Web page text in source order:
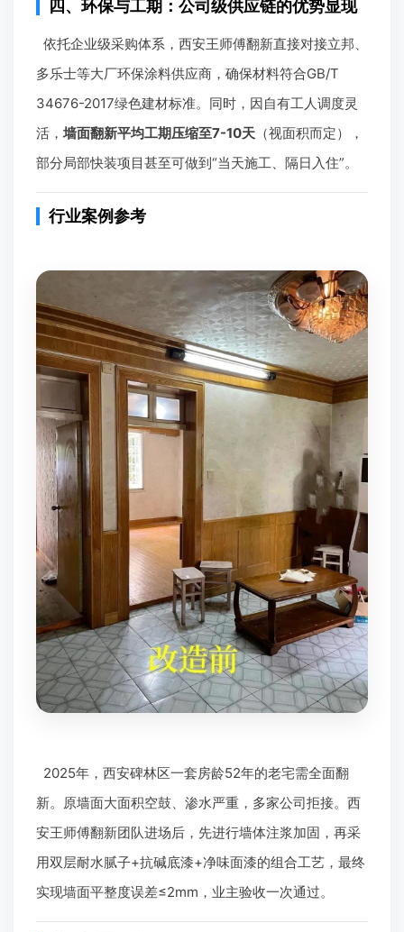
四、环保与工期：公司级供应链的优势显现
依托企业级采购体系，西安王师傅翻新直接对接立邦、
多乐士等大厂环保涂料供应商，确保材料符合GB/T
34676-2017绿色建材标准。同时，因自有工人调度灵
活， 墙面翻新平均工期压缩至7-10天 （视面积而定），
部分局部快装项目甚至可做到“当天施工、隔日入住”。
行业案例参考
2025年，西安碑林区一套房龄52年的老宅需全面翻
新。原墙面大面积空鼓、渗水严重，多家公司拒接。西
安王师傅翻新团队进场后，先进行墙体注浆加固，再采
用双层耐水腻子+抗碱底漆+净味面漆的组合工艺，最终
实现墙面平整度误差≤2mm，业主验收一次通过。